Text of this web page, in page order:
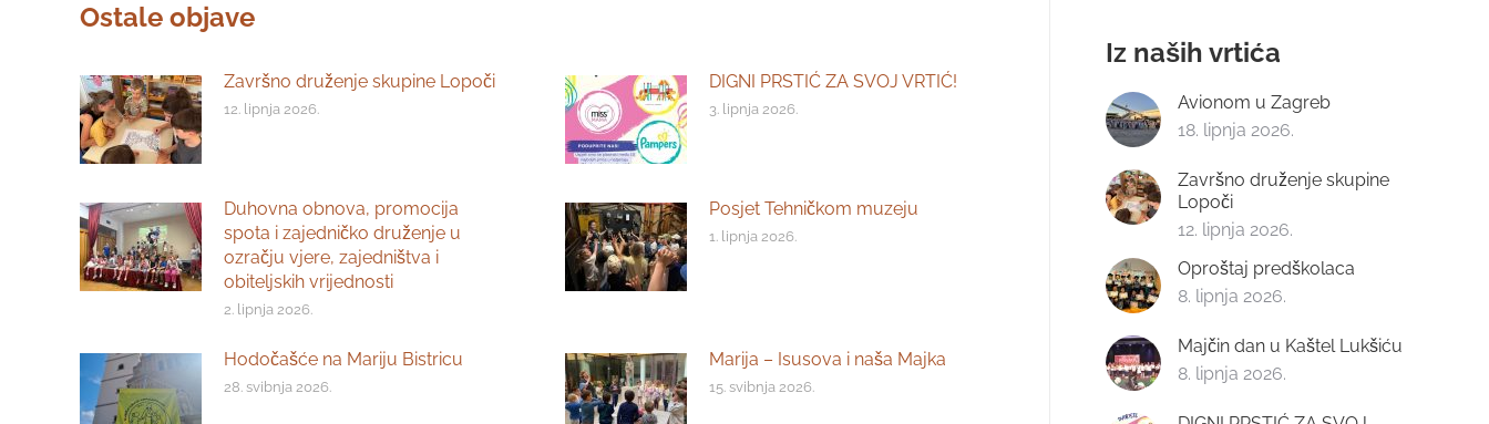
Ostale objave
Završno druženje skupine Lopoči
12. lipnja 2026.
DIGNI PRSTIĆ ZA SVOJ VRTIĆ!
3. lipnja 2026.
Duhovna obnova, promocija
spota i zajedničko druženje u
ozračju vjere, zajedništva i
obiteljskih vrijednosti
2. lipnja 2026.
Posjet Tehničkom muzeju
1. lipnja 2026.
Hodočašće na Mariju Bistricu
28. svibnja 2026.
Marija – Isusova i naša Majka
15. svibnja 2026.
Iz naših vrtića
Avionom u Zagreb
18. lipnja 2026.
Završno druženje skupine
Lopoči
12. lipnja 2026.
Oproštaj predškolaca
8. lipnja 2026.
Majčin dan u Kaštel Lukšiću
8. lipnja 2026.